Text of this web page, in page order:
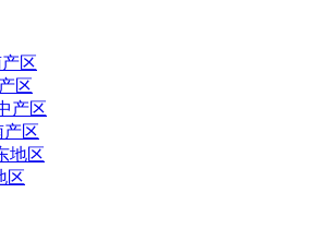
区
区
产区
产区
地区
区